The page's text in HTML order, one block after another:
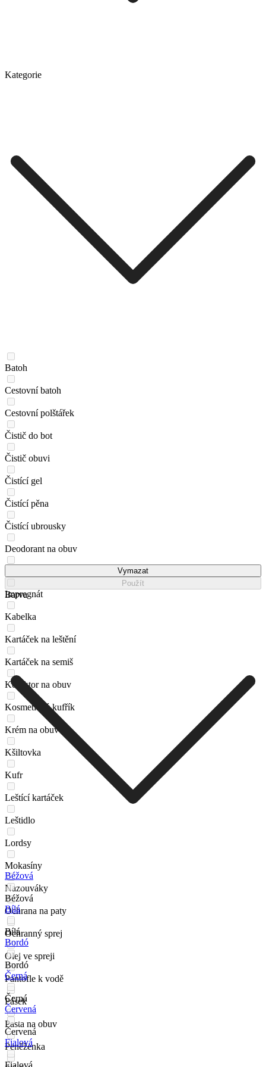
Kategorie
Batoh
Cestovní batoh
Cestovní polštářek
Čistič do bot
Čistič obuvi
Čistící gel
Čistící pěna
Čistící ubrousky
Deodorant na obuv
Impregnát
Kabelka
Kartáček na leštění
Kartáček na semiš
Korektor na obuv
Kosmetický kufřík
Krém na obuv
Kšiltovka
Kufr
Leštící kartáček
Leštidlo
Lordsy
Mokasíny
Nazouváky
Ochrana na paty
Ochranný sprej
Olej ve spreji
Pantofle k vodě
Pásek
Pasta na obuv
Peněženka
Vymazat
Použít
Barva
Béžová
Béžová
Bílá
Bílá
Bordó
Bordó
Černá
Černá
Červená
Červená
Fialová
Fialová